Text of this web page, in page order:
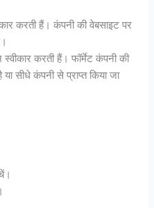
करती हैं। कंपनी की वेबसाइट पर
करती हैं। फॉर्मेट कंपनी की
सीधे कंपनी से प्राप्त किया जा